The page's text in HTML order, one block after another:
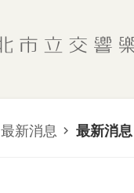
最新消息 最新消息